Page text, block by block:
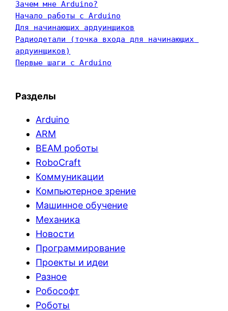
Зачем мне Arduino?
Начало работы с Arduino
Для начинающих ардуинщиков
Радиодетали (точка входа для начинающих
ардуинщиков)
Первые шаги с Arduino
Разделы
Arduino
ARM
BEAM роботы
RoboCraft
Коммуникации
Компьютерное зрение
Машинное обучение
Механика
Новости
Программирование
Проекты и идеи
Разное
Робософт
Роботы